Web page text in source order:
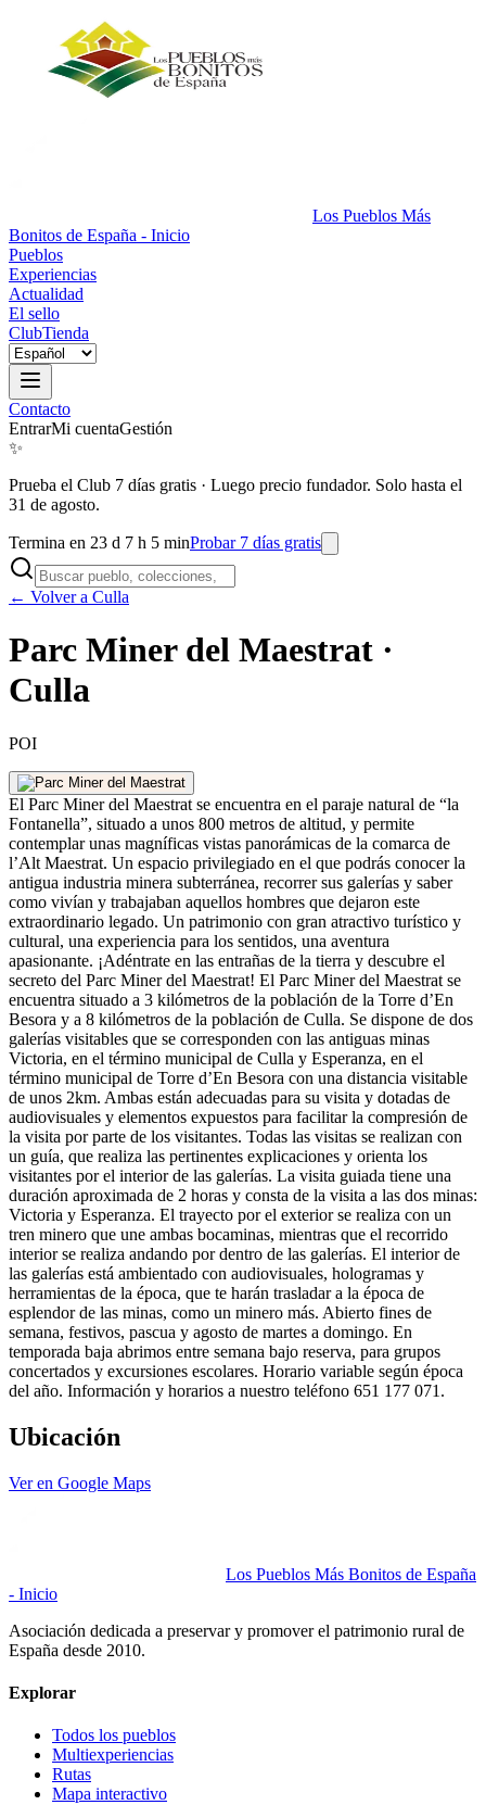
Los Pueblos Más
Bonitos de España - Inicio
Pueblos
Experiencias
Actualidad
El sello
ClubTienda
Contacto
EntrarMi cuentaGestión
✨
Prueba el Club 7 días gratis · Luego precio fundador. Solo hasta el
31 de agosto.
Termina en 23 d 7 h 5 minProbar 7 días gratis
← Volver a Culla
Parc Miner del Maestrat ·
Culla
POI
El Parc Miner del Maestrat se encuentra en el paraje natural de “la
Fontanella”, situado a unos 800 metros de altitud, y permite
contemplar unas magníficas vistas panorámicas de la comarca de
l’Alt Maestrat. Un espacio privilegiado en el que podrás conocer la
antigua industria minera subterránea, recorrer sus galerías y saber
como vivían y trabajaban aquellos hombres que dejaron este
extraordinario legado. Un patrimonio con gran atractivo turístico y
cultural, una experiencia para los sentidos, una aventura
apasionante. ¡Adéntrate en las entrañas de la tierra y descubre el
secreto del Parc Miner del Maestrat! El Parc Miner del Maestrat se
encuentra situado a 3 kilómetros de la población de la Torre d’En
Besora y a 8 kilómetros de la población de Culla. Se dispone de dos
galerías visitables que se corresponden con las antiguas minas
Victoria, en el término municipal de Culla y Esperanza, en el
término municipal de Torre d’En Besora con una distancia visitable
de unos 2km. Ambas están adecuadas para su visita y dotadas de
audiovisuales y elementos expuestos para facilitar la compresión de
la visita por parte de los visitantes. Todas las visitas se realizan con
un guía, que realiza las pertinentes explicaciones y orienta los
visitantes por el interior de las galerías. La visita guiada tiene una
duración aproximada de 2 horas y consta de la visita a las dos minas:
Victoria y Esperanza. El trayecto por el exterior se realiza con un
tren minero que une ambas bocaminas, mientras que el recorrido
interior se realiza andando por dentro de las galerías. El interior de
las galerías está ambientado con audiovisuales, hologramas y
herramientas de la época, que te harán trasladar a la época de
esplendor de las minas, como un minero más. Abierto fines de
semana, festivos, pascua y agosto de martes a domingo. En
temporada baja abrimos entre semana bajo reserva, para grupos
concertados y excursiones escolares. Horario variable según época
del año. Información y horarios a nuestro teléfono 651 177 071.
Ubicación
Ver en Google Maps
Los Pueblos Más Bonitos de España
- Inicio
Asociación dedicada a preservar y promover el patrimonio rural de
España desde 2010.
Explorar
Todos los pueblos
Multiexperiencias
Rutas
Mapa interactivo